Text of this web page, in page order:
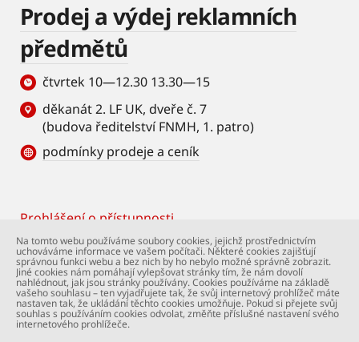
Prodej a výdej reklamních
předmětů
čtvrtek 10—12.30 13.30—15
děkanát 2. LF UK, dveře č. 7
(budova ředitelství FNMH, 1. patro)
podmínky prodeje a ceník
Footer
Prohlášení o přístupnosti
© Univerzita Karlova – 2. lékařská fakulta. Všechna
práva vyhrazena. Foto: 2. LF a Shutterstock.com.
Podpora webu:webmaster@lfmotol.cuni.cz
Na tomto webu používáme soubory cookies, jejichž prostřednictvím
uchováváme informace ve vašem počítači. Některé cookies zajišťují
správnou funkci webu a bez nich by ho nebylo možné správně zobrazit.
Jiné cookies nám pomáhají vylepšovat stránky tím, že nám dovolí
nahlédnout, jak jsou stránky používány. Cookies používáme na základě
vašeho souhlasu – ten vyjadřujete tak, že svůj internetový prohlížeč máte
nastaven tak, že ukládání těchto cookies umožňuje. Pokud si přejete svůj
souhlas s používáním cookies odvolat, změňte příslušné nastavení svého
internetového prohlížeče.